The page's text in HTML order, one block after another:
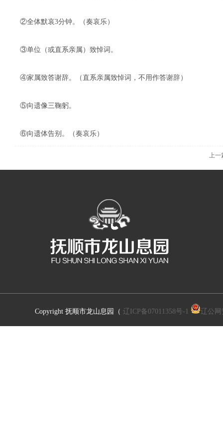
②全体默哀3分钟。（奏哀乐）
③单位（或直系亲属）致悼词。
④家属致答谢辞。（直系亲属致悼词，不用作答谢辞）
⑤向遗像三鞠躬。
⑥向遗体告别。（奏哀乐）
上一
Copyright 抚顺市龙山息园（ 辽ICP备07011358号-1 辽公网